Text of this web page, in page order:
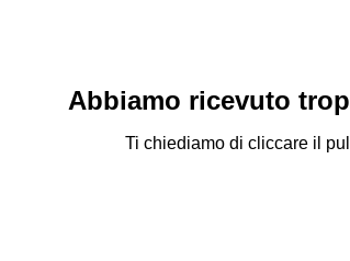
Abbiamo ricevuto
Ti chiediamo di cliccare il